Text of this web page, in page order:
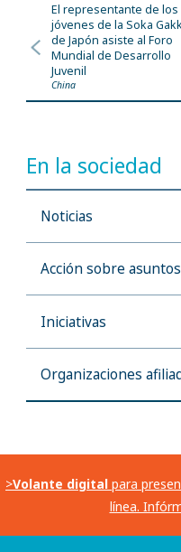
El representante de los
jóvenes de la Soka
de Japón asiste al Foro
Mundial de Desarrollo
Juvenil
China
En la sociedad
Noticias
Acción sobre
Iniciativas
Organizaciones
>Volante digital para
línea.